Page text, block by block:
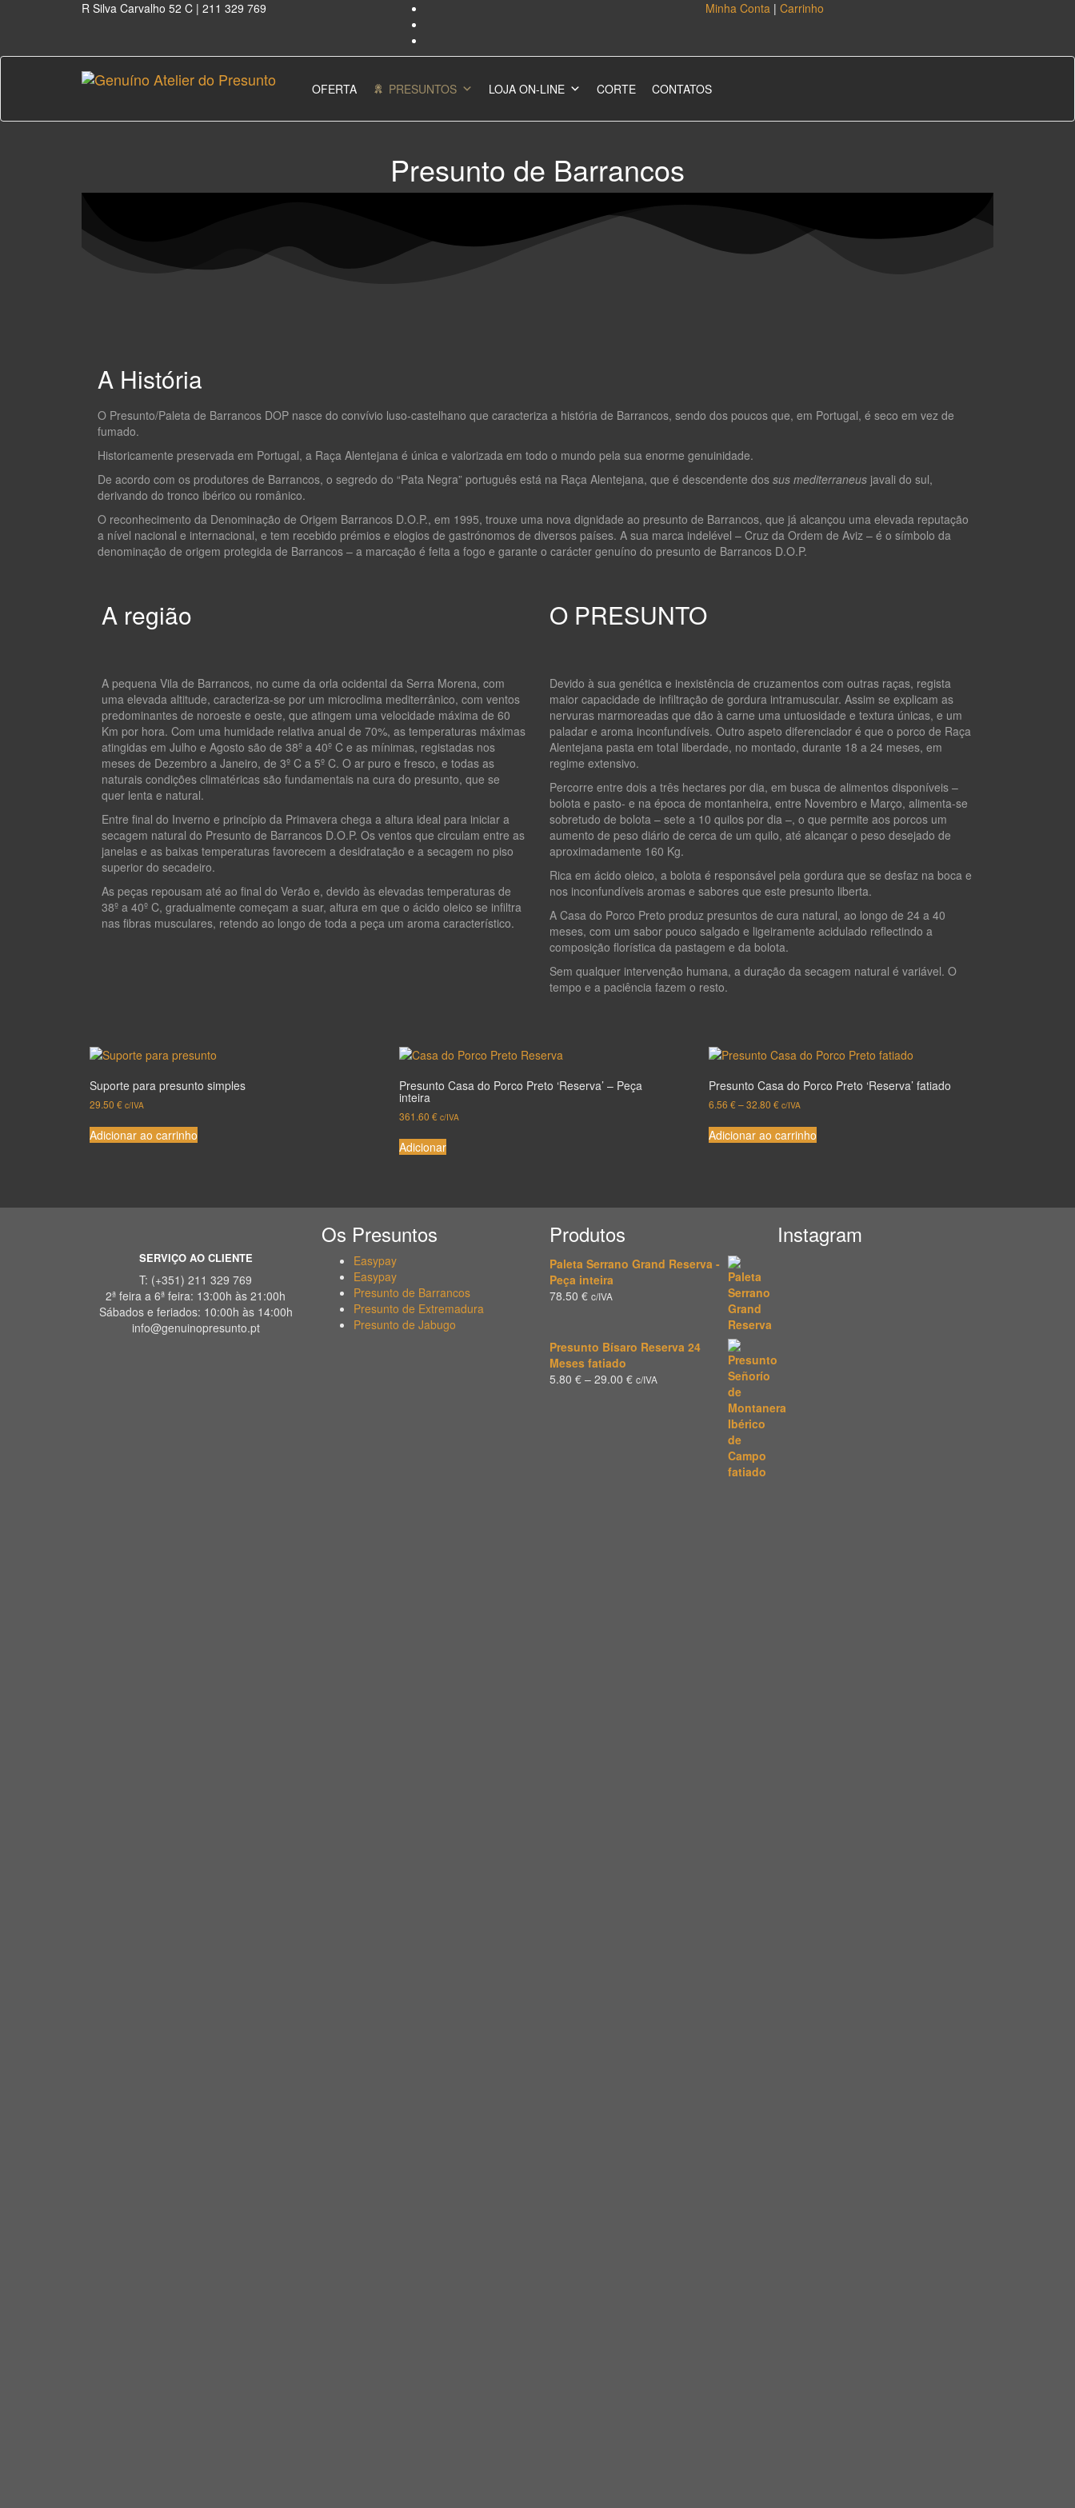
R Silva Carvalho 52 C | 211 329 769 Minha Conta | Carrinho
OFERTA PRESUNTOS LOJA ON-LINE CORTE CONTATOS
Presunto de Barrancos
A História
O Presunto/Paleta de Barrancos DOP nasce do convívio luso-castelhano que caracteriza a história de Barrancos, sendo dos poucos que, em Portugal, é seco em vez de
fumado.
Historicamente preservada em Portugal, a Raça Alentejana é única e valorizada em todo o mundo pela sua enorme genuinidade.
De acordo com os produtores de Barrancos, o segredo do “Pata Negra” português está na Raça Alentejana, que é descendente dos sus mediterraneus javali do sul,
derivando do tronco ibérico ou românico.
O reconhecimento da Denominação de Origem Barrancos D.O.P., em 1995, trouxe uma nova dignidade ao presunto de Barrancos, que já alcançou uma elevada reputação
a nível nacional e internacional, e tem recebido prémios e elogios de gastrónomos de diversos países. A sua marca indelével – Cruz da Ordem de Aviz – é o símbolo da
denominação de origem protegida de Barrancos – a marcação é feita a fogo e garante o carácter genuíno do presunto de Barrancos D.O.P.
A região
A pequena Vila de Barrancos, no cume da orla ocidental da Serra Morena, com
uma elevada altitude, caracteriza-se por um microclima mediterrânico, com ventos
predominantes de noroeste e oeste, que atingem uma velocidade máxima de 60
Km por hora. Com uma humidade relativa anual de 70%, as temperaturas máximas
atingidas em Julho e Agosto são de 38º a 40º C e as mínimas, registadas nos
meses de Dezembro a Janeiro, de 3º C a 5º C. O ar puro e fresco, e todas as
naturais condições climatéricas são fundamentais na cura do presunto, que se
quer lenta e natural.
Entre final do Inverno e princípio da Primavera chega a altura ideal para iniciar a
secagem natural do Presunto de Barrancos D.O.P. Os ventos que circulam entre as
janelas e as baixas temperaturas favorecem a desidratação e a secagem no piso
superior do secadeiro.
As peças repousam até ao final do Verão e, devido às elevadas temperaturas de
38º a 40º C, gradualmente começam a suar, altura em que o ácido oleico se infiltra
nas fibras musculares, retendo ao longo de toda a peça um aroma característico.
O PRESUNTO
Devido à sua genética e inexistência de cruzamentos com outras raças, regista
maior capacidade de infiltração de gordura intramuscular. Assim se explicam as
nervuras marmoreadas que dão à carne uma untuosidade e textura únicas, e um
paladar e aroma inconfundíveis. Outro aspeto diferenciador é que o porco de Raça
Alentejana pasta em total liberdade, no montado, durante 18 a 24 meses, em
regime extensivo.
Percorre entre dois a três hectares por dia, em busca de alimentos disponíveis –
bolota e pasto- e na época de montanheira, entre Novembro e Março, alimenta-se
sobretudo de bolota – sete a 10 quilos por dia –, o que permite aos porcos um
aumento de peso diário de cerca de um quilo, até alcançar o peso desejado de
aproximadamente 160 Kg.
Rica em ácido oleico, a bolota é responsável pela gordura que se desfaz na boca e
nos inconfundíveis aromas e sabores que este presunto liberta.
A Casa do Porco Preto produz presuntos de cura natural, ao longo de 24 a 40
meses, com um sabor pouco salgado e ligeiramente acidulado reflectindo a
composição florística da pastagem e da bolota.
Sem qualquer intervenção humana, a duração da secagem natural é variável. O
tempo e a paciência fazem o resto.
Suporte para presunto simples
29.50 € c/IVA
Adicionar ao carrinho
Presunto Casa do Porco Preto ‘Reserva’ – Peça
inteira
361.60 € c/IVA
Adicionar
Presunto Casa do Porco Preto ‘Reserva’ fatiado
6.56 €–32.80 € c/IVA
Adicionar ao carrinho
SERVIÇO AO CLIENTE
T: (+351) 211 329 769
2ª feira a 6ª feira: 13:00h às 21:00h
Sábados e feriados: 10:00h às 14:00h
info@genuinopresunto.pt
Os Presuntos
Easypay
Easypay
Presunto de Barrancos
Presunto de Extremadura
Presunto de Jabugo
Produtos
Paleta Serrano Grand Reserva -
Peça inteira
78.50 € c/IVA
Presunto Bísaro Reserva 24
Meses fatiado
5.80 € – 29.00 € c/IVA
Instagram